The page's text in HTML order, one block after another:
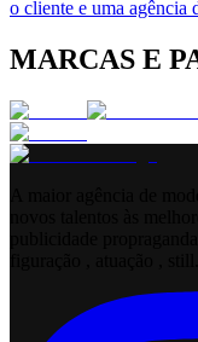
o cliente e uma agência
MARCAS E